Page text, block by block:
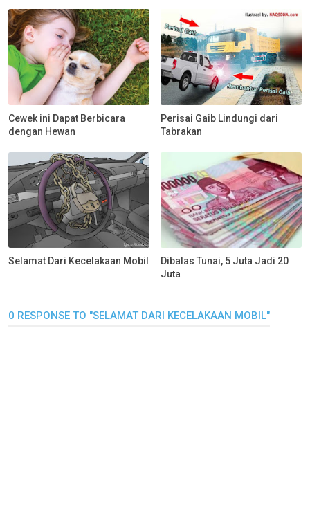
Cewek ini Dapat Berbicara
dengan Hewan
Perisai Gaib Lindungi dari
Tabrakan
Selamat Dari Kecelakaan Mobil
Dibalas Tunai, 5 Juta Jadi 20
Juta
0 RESPONSE TO "SELAMAT DARI KECELAKAAN MOBIL"